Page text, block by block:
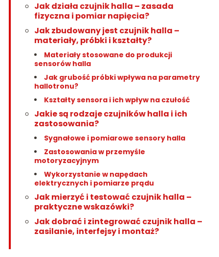
Jak działa czujnik halla – zasada
fizyczna i pomiar napięcia?
Jak zbudowany jest czujnik halla –
materiały, próbki i kształty?
Materiały stosowane do produkcji
sensorów halla
Jak grubość próbki wpływa na parametry
hallotronu?
Kształty sensora i ich wpływ na czułość
Jakie są rodzaje czujników halla i ich
zastosowania?
Sygnałowe i pomiarowe sensory halla
Zastosowania w przemyśle
motoryzacyjnym
Wykorzystanie w napędach
elektrycznych i pomiarze prądu
Jak mierzyć i testować czujnik halla –
praktyczne wskazówki?
Jak dobrać i zintegrować czujnik halla –
zasilanie, interfejsy i montaż?